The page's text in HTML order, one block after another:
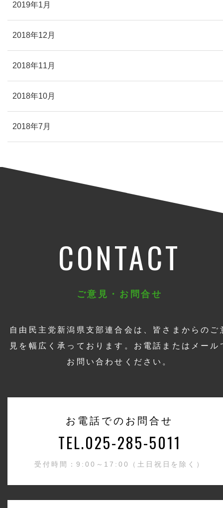
2019年1月
2018年12月
2018年11月
2018年10月
2018年7月
CONTACT
ご意見・お問合せ
自由民主党新潟県支部連合会は、皆さまからのご
見を幅広く承っております。お電話またはメール
お問い合わせください。
お電話でのお問合せ
TEL.025-285-5011
受付時間：9:00～17:00（土日祝日を除く）